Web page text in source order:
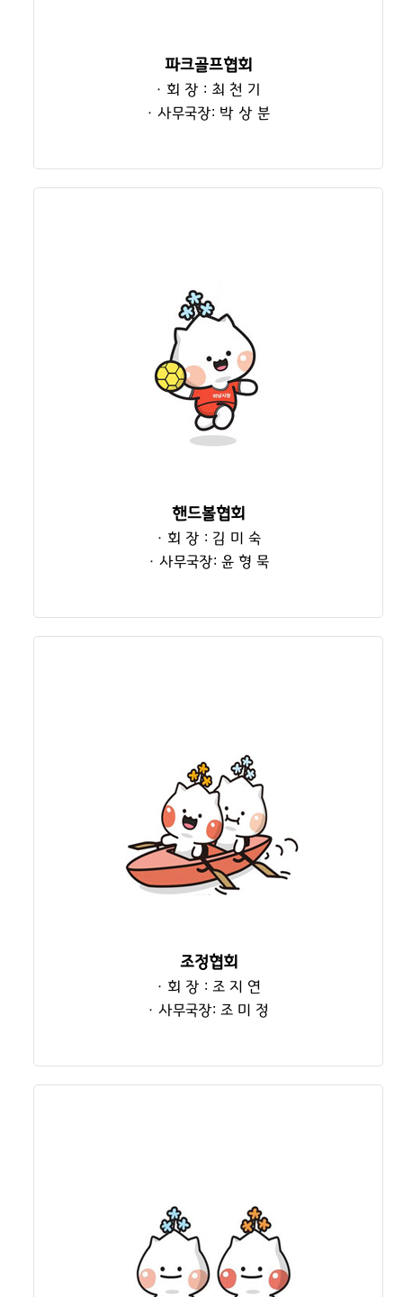
파크골프협회
· 회 장 : 최 천 기
· 사무국장: 박 상 분
핸드볼협회
· 회 장 : 김 미 숙
· 사무국장: 윤 형 묵
조정협회
· 회 장 : 조 지 연
· 사무국장: 조 미 정